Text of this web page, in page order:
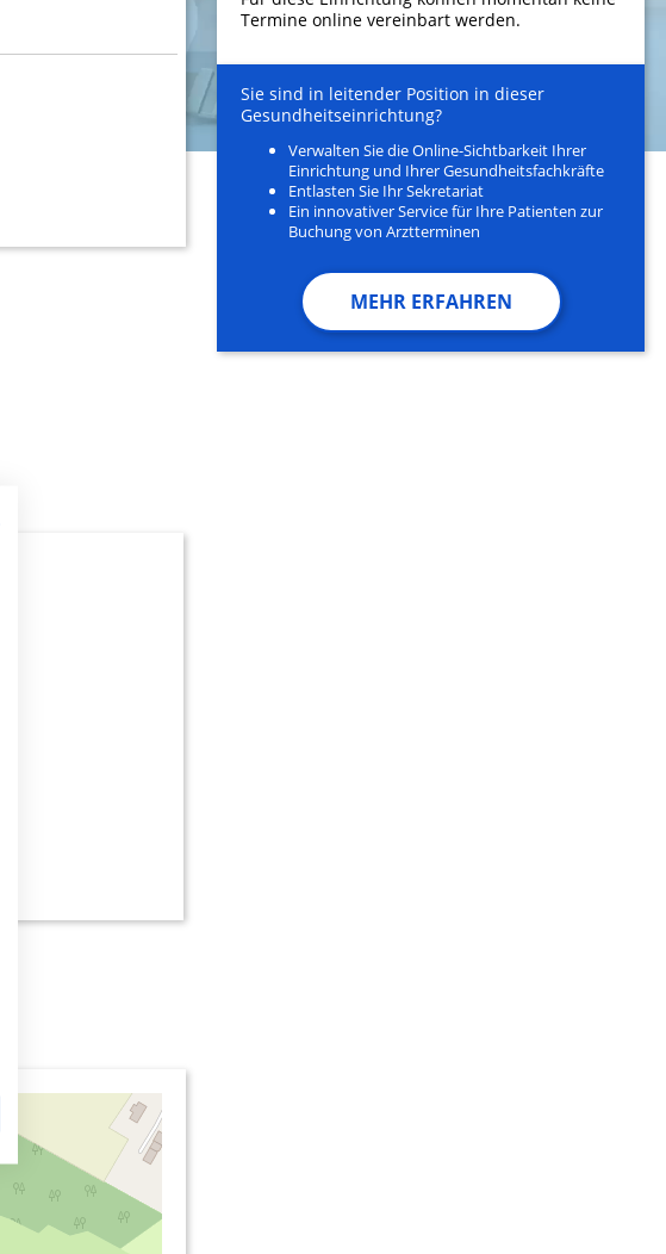
Termine online vereinbart werden.
Sie sind in leitender Position in dieser
Gesundheitseinrichtung?
Verwalten Sie die Online-Sichtbarkeit Ihrer
Einrichtung und Ihrer Gesundheitsfachkräfte
Entlasten Sie Ihr Sekretariat
Ein innovativer Service für Ihre Patienten zur
Buchung von Arztterminen
MEHR ERFAHREN